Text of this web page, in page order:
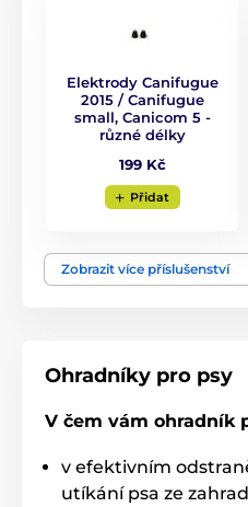
Produkt je zařazen v
Elektronické ohradníky
Pro střední psy
Elektrody Canifugue
2015 / Canifugue
small, Canicom 5 -
různé délky
199 Kč
Přidat
Zobrazit více příslušenství
Ohradníky pro psy
V čem vám ohradník
v efektivním
utíkání psa ze